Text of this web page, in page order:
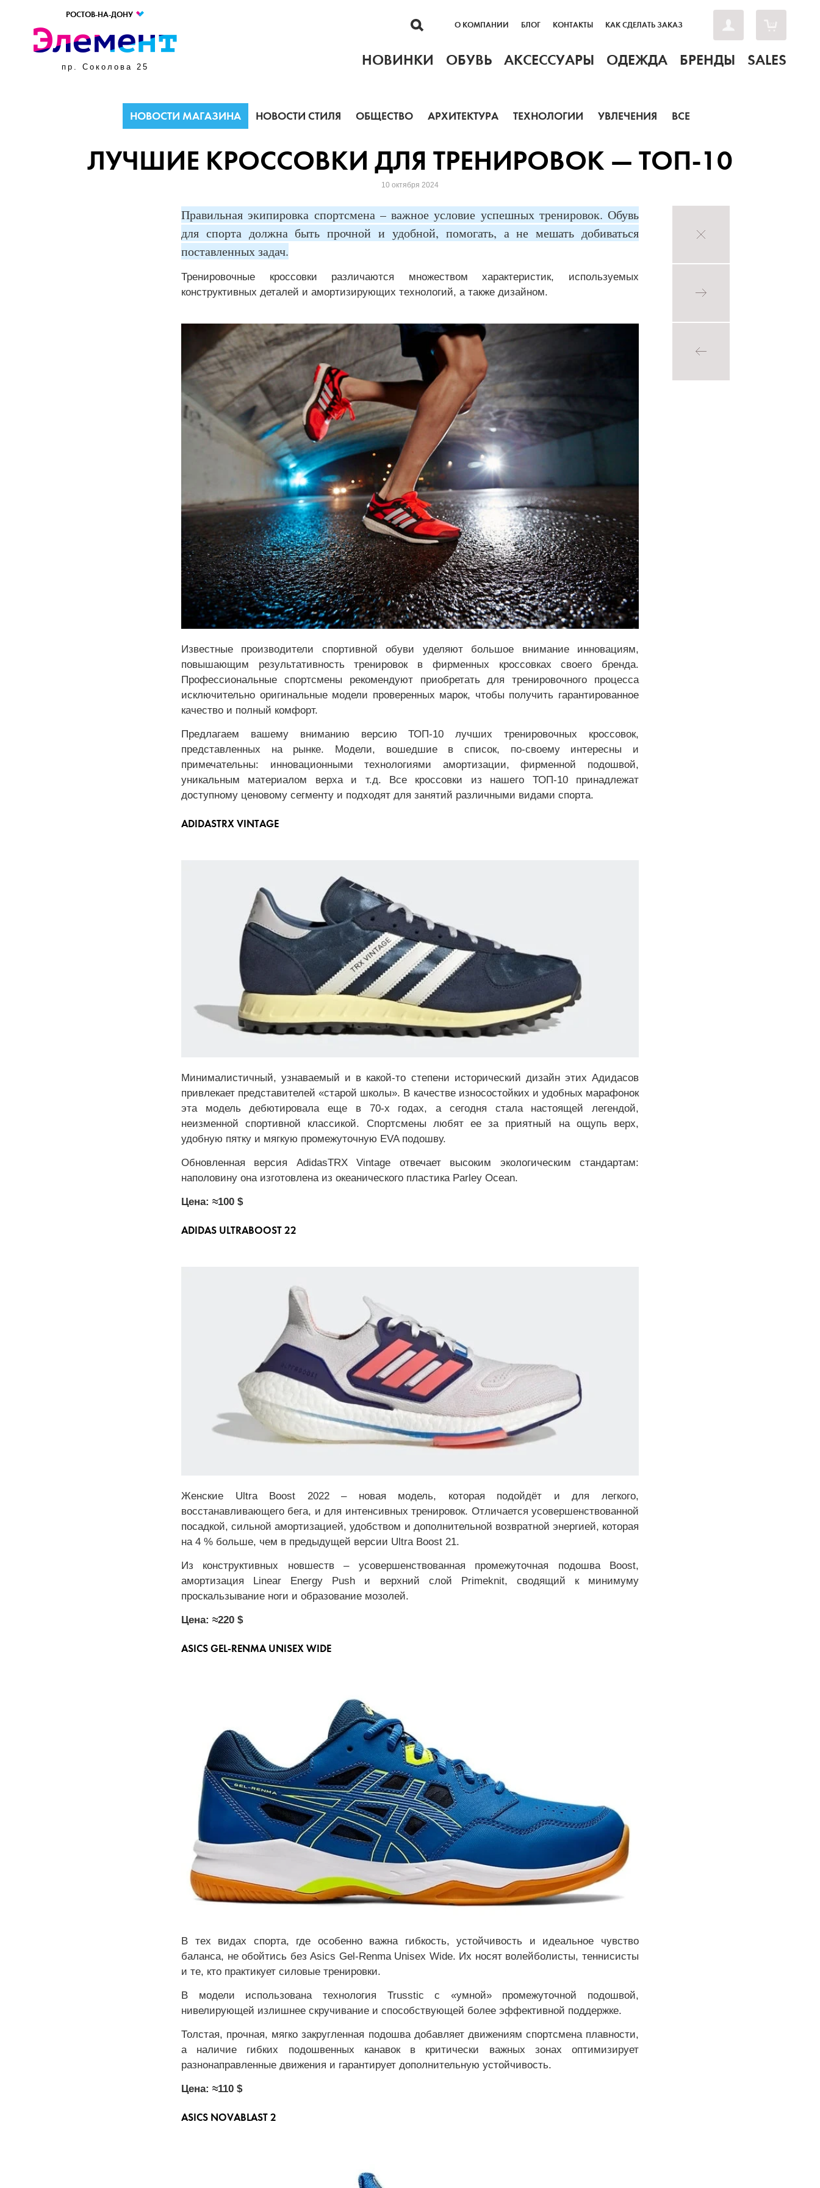
РОСТОВ-НА-ДОНУ
пр. Соколова 25
О КОМПАНИИ БЛОГ КОНТАКТЫ КАК СДЕЛАТЬ ЗАКАЗ
НОВИНКИ ОБУВЬ АКСЕССУАРЫ ОДЕЖДА БРЕНДЫ SALES
НОВОСТИ МАГАЗИНА НОВОСТИ СТИЛЯ ОБЩЕСТВО АРХИТЕКТУРА ТЕХНОЛОГИИ УВЛЕЧЕНИЯ ВСЕ
ЛУЧШИЕ КРОССОВКИ ДЛЯ ТРЕНИРОВОК — ТОП-10
10 октября 2024
Правильная экипировка спортсмена – важное условие успешных тренировок. Обувь
для спорта должна быть прочной и удобной, помогать, а не мешать добиваться
поставленных задач.
Тренировочные кроссовки различаются множеством характеристик, используемых
конструктивных деталей и амортизирующих технологий, а также дизайном.
Известные производители спортивной обуви уделяют большое внимание инновациям,
повышающим результативность тренировок в фирменных кроссовках своего бренда.
Профессиональные спортсмены рекомендуют приобретать для тренировочного процесса
исключительно оригинальные модели проверенных марок, чтобы получить гарантированное
качество и полный комфорт.
Предлагаем вашему вниманию версию ТОП-10 лучших тренировочных кроссовок,
представленных на рынке. Модели, вошедшие в список, по-своему интересны и
примечательны: инновационными технологиями амортизации, фирменной подошвой,
уникальным материалом верха и т.д. Все кроссовки из нашего ТОП-10 принадлежат
доступному ценовому сегменту и подходят для занятий различными видами спорта.
ADIDASTRX VINTAGE
Минималистичный, узнаваемый и в какой-то степени исторический дизайн этих Адидасов
привлекает представителей «старой школы». В качестве износостойких и удобных марафонок
эта модель дебютировала еще в 70-х годах, а сегодня стала настоящей легендой,
неизменной спортивной классикой. Спортсмены любят ее за приятный на ощупь верх,
удобную пятку и мягкую промежуточную EVA подошву.
Обновленная версия AdidasTRX Vintage отвечает высоким экологическим стандартам:
наполовину она изготовлена из океанического пластика Parley Ocean.
Цена: ≈100 $
ADIDAS ULTRABOOST 22
Женские Ultra Boost 2022 – новая модель, которая подойдёт и для легкого,
восстанавливающего бега, и для интенсивных тренировок. Отличается усовершенствованной
посадкой, сильной амортизацией, удобством и дополнительной возвратной энергией, которая
на 4 % больше, чем в предыдущей версии Ultra Boost 21.
Из конструктивных новшеств – усовершенствованная промежуточная подошва Boost,
амортизация Linear Energy Push и верхний слой Primeknit, сводящий к минимуму
проскальзывание ноги и образование мозолей.
Цена: ≈220 $
ASICS GEL-RENMA UNISEX WIDE
В тех видах спорта, где особенно важна гибкость, устойчивость и идеальное чувство
баланса, не обойтись без Asics Gel-Renma Unisex Wide. Их носят волейболисты, теннисисты
и те, кто практикует силовые тренировки.
В модели использована технология Trusstic c «умной» промежуточной подошвой,
нивелирующей излишнее скручивание и способствующей более эффективной поддержке.
Толстая, прочная, мягко закругленная подошва добавляет движениям спортсмена плавности,
а наличие гибких подошвенных канавок в критически важных зонах оптимизирует
разнонаправленные движения и гарантирует дополнительную устойчивость.
Цена: ≈110 $
ASICS NOVABLAST 2